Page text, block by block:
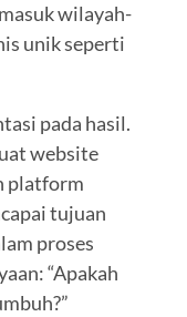
wilayah-
unik seperti
pada hasil.
website
platform
tujuan
proses
“Apakah